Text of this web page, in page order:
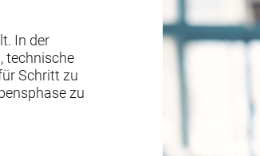
In der
technische
Schritt zu
zu